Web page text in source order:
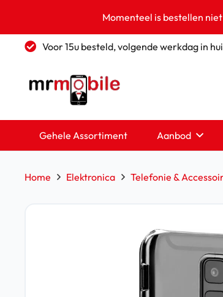
Momenteel is bestellen
Voor 15u besteld, volgende werkdag in
Gehele Assortiment Aanbod
Home Elektronica Telefonie &